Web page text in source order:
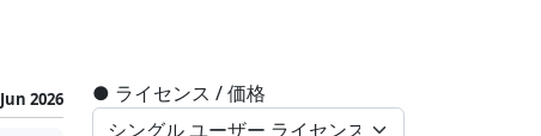
Jun 2026 ● ライセンス / 価格